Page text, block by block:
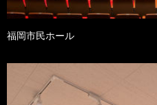
福岡市民ホール